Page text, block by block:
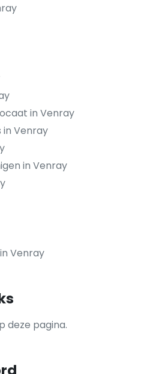
in Venray
Venray
in Venray
Venray
deze pagina.